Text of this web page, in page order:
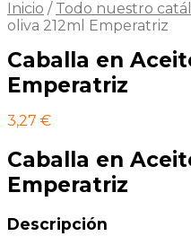
Inicio / Todo nuestro
oliva 212ml Emperatriz
Caballa en
Emperatriz
3,27 €
Caballa en
Emperatriz
Descripción